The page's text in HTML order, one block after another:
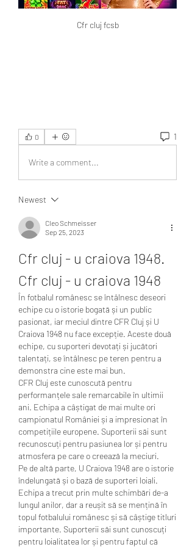
Cfr cluj fcsb
0 1
Write a comment...
Newest
Cleo Schmeisser
Sep 25, 2023
Cfr cluj - u craiova 1948.
Cfr cluj - u craiova 1948
În fotbalul românesc se întâlnesc deseori
echipe cu o istorie bogată și un public
pasionat, iar meciul dintre CFR Cluj și U
Craiova 1948 nu face excepție. Aceste două
echipe, cu suporteri devotați și jucători
talentați, se întâlnesc pe teren pentru a
demonstra cine este mai bun.
CFR Cluj este cunoscută pentru
performanțele sale remarcabile în ultimii
ani. Echipa a câștigat de mai multe ori
campionatul României și a impresionat în
competițiile europene. Suporterii săi sunt
recunoscuți pentru pasiunea lor și pentru
atmosfera pe care o creează la meciuri.
Pe de altă parte, U Craiova 1948 are o istorie
îndelungată și o bază de suporteri loiali.
Echipa a trecut prin multe schimbări de-a
lungul anilor, dar a reușit să se mențină în
topul fotbalului românesc și să câștige titluri
importante. Suporterii săi sunt cunoscuți
pentru loialitatea lor și pentru faptul că